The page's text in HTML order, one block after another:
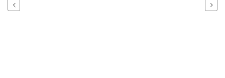
Previous Next